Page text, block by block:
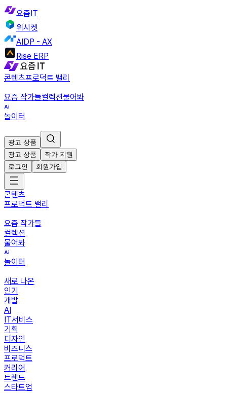
요즘IT
위시켓
AIDP - AX
Rise ERP
콘텐츠프로덕트 밸리
요즘 작가들컬렉션물어봐
놀이터
광고 상품
광고 상품
작가 지원
로그인
회원가입
콘텐츠
프로덕트 밸리
요즘 작가들
컬렉션
물어봐
놀이터
새로 나온
인기
개발
AI
IT서비스
기획
디자인
비즈니스
프로덕트
커리어
트렌드
스타트업